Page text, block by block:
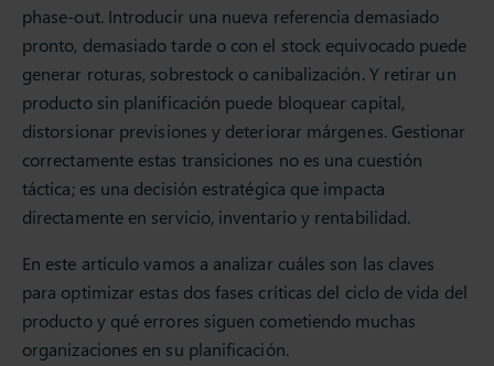
phase-out. Introducir una nueva referencia demasiado
pronto, demasiado tarde o con el stock equivocado puede
generar roturas, sobrestock o canibalización. Y retirar un
producto sin planificación puede bloquear capital,
distorsionar previsiones y deteriorar márgenes. Gestionar
correctamente estas transiciones no es una cuestión
táctica; es una decisión estratégica que impacta
directamente en servicio, inventario y rentabilidad.
En este artículo vamos a analizar cuáles son las claves
para optimizar estas dos fases críticas del ciclo de vida del
producto y qué errores siguen cometiendo muchas
organizaciones en su planificación.